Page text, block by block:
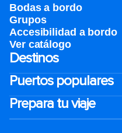
Bodas a bordo
Grupos
Accesibilidad a bordo
Ver catálogo
Destinos
Puertos populares
Prepara tu viaje